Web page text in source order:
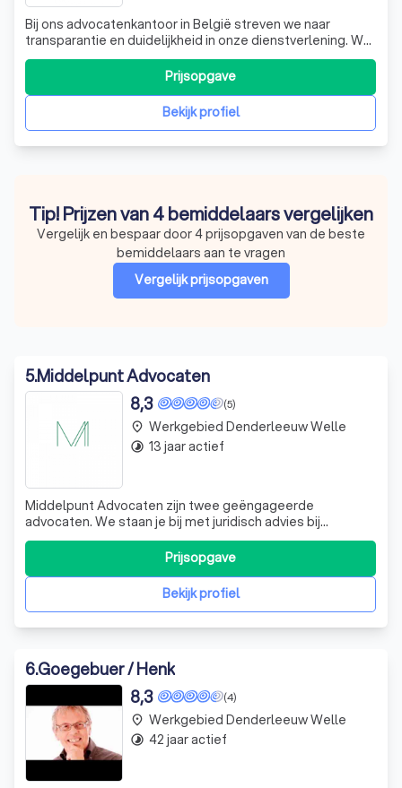
Bij ons advocatenkantoor in België streven we naar
transparantie en duidelijkheid in onze dienstverlening. We
begrijpen dat de kosten van juridische procedures vaak
een bron van zorg kunnen zijn. Daarom werken we met een
helder kosten- en ereloonbeleid, waarbij we onze cliënten
regelmatig op de hoogBekijk profiel
Prijsopgave
Tip! Prijzen van 4 bemiddelaars vergelijken
Vergelijk en bespaar door 4 prijsopgaven van de beste
bemiddelaars aan te vragen
Vergelijk prijsopgaven
5.Middelpunt Advocaten
(5)
8,3
Middelpunt Advocaten zijn twee geëngageerde
advocaten. We staan je bij met juridisch advies bij
allerhande gerechtelijke procedures. We onderscheiden
ons door in eerste instantie bemiddeling na te streven.
Hierdoor kunnen we lange en dure procedures vaak
helpen vermijden. Elke zaak krijgt bij ons e
Bekijk profiel
Prijsopgave
place Werkgebied Denderleeuw Welle
timelapse 13 jaar actief
6.Goegebuer / Henk
(4)
8,3
place Werkgebied Denderleeuw Welle
timelapse 42 jaar actief